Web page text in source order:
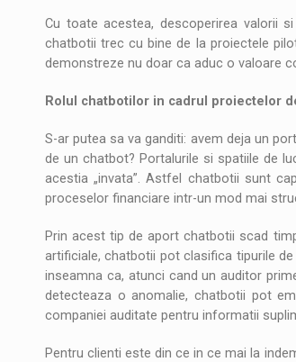
Cu toate acestea, descoperirea valorii
chatbotii trec cu bine de la proiectele
demonstreze nu doar ca aduc o valoare
Rolul chatbotilor in cadrul proiectelor
S-ar putea sa va ganditi: avem deja un
de un chatbot? Portalurile si spatiile de
acestia „invata”. Astfel chatbotii sunt
proceselor financiare intr-un mod mai
Prin acest tip de aport chatbotii scad
artificiale, chatbotii pot clasifica tipurile
inseamna ca, atunci cand un auditor
detecteaza o anomalie, chatbotii pot
companiei auditate pentru informatii
Pentru clienti este din ce in ce mai la